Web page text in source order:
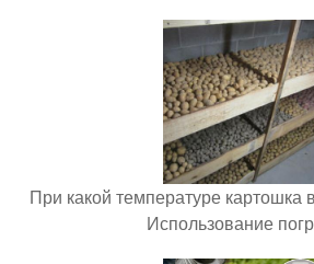
При какой температуре картошка
Использование